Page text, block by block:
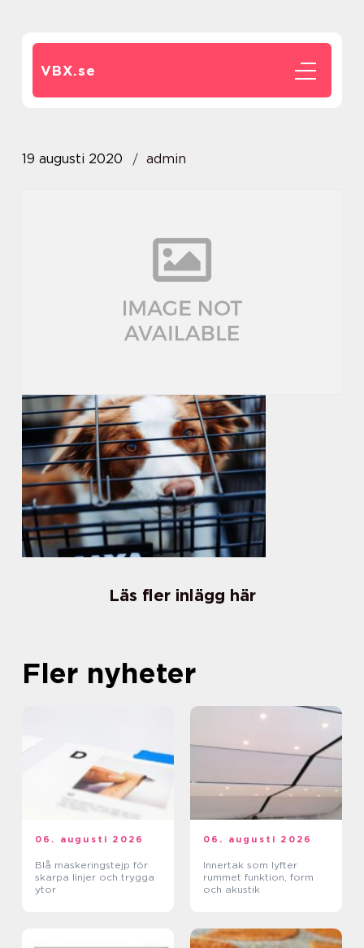
VBX.se
19 augusti 2020 admin
Läs fler inlägg här
Fler nyheter
06. augusti 2026
Blå maskeringstejp för
skarpa linjer och trygga
ytor
06. augusti 2026
Innertak som lyfter
rummet funktion, form
och akustik